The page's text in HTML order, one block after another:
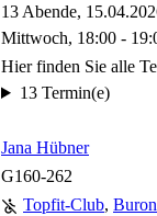
13 Abende,
Mittwoch, 18:00 -
Hier finden Sie alle
13 Termin(e)
Jana Hübner
G160-262
Topfit-Club,